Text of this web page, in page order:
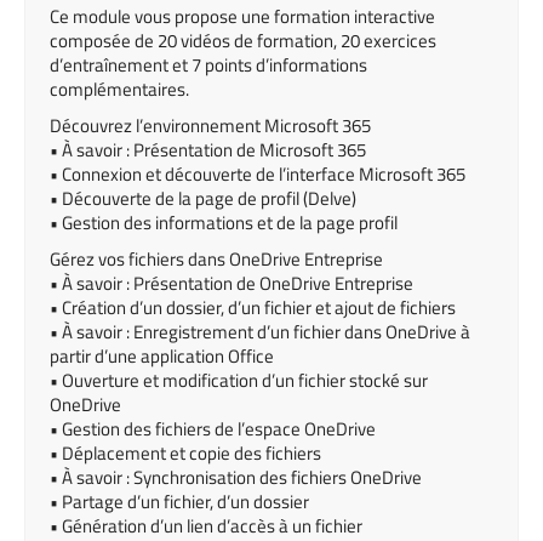
Ce module vous propose une formation interactive
composée de 20 vidéos de formation, 20 exercices
d’entraînement et 7 points d’informations
complémentaires.
Découvrez l’environnement Microsoft 365
• À savoir : Présentation de Microsoft 365
• Connexion et découverte de l’interface Microsoft 365
• Découverte de la page de profil (Delve)
• Gestion des informations et de la page profil
Gérez vos fichiers dans OneDrive Entreprise
• À savoir : Présentation de OneDrive Entreprise
• Création d’un dossier, d’un fichier et ajout de fichiers
• À savoir : Enregistrement d’un fichier dans OneDrive à
partir d’une application Office
• Ouverture et modification d’un fichier stocké sur
OneDrive
• Gestion des fichiers de l’espace OneDrive
• Déplacement et copie des fichiers
• À savoir : Synchronisation des fichiers OneDrive
• Partage d’un fichier, d’un dossier
• Génération d’un lien d’accès à un fichier